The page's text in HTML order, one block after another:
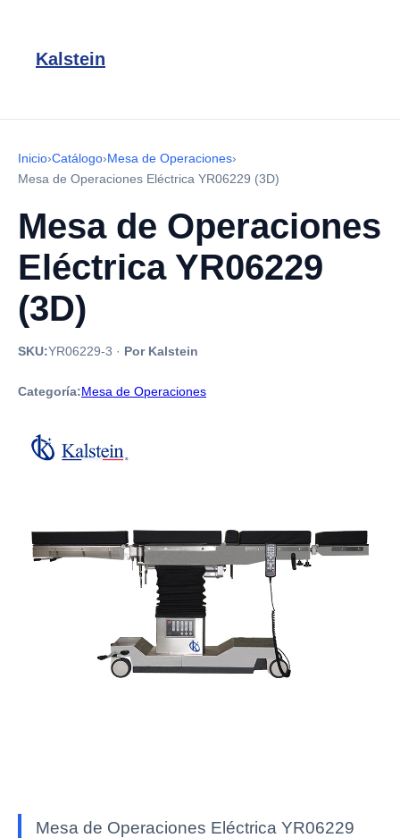
Kalstein
Inicio›Catálogo›Mesa de Operaciones›
Mesa de Operaciones Eléctrica YR06229 (3D)
Mesa de Operaciones
Eléctrica YR06229
(3D)
SKU:YR06229-3 · Por Kalstein
Categoría:Mesa de Operaciones
Mesa de Operaciones Eléctrica YR06229